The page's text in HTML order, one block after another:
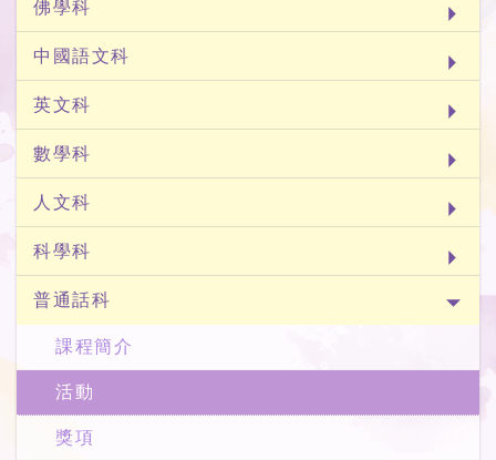
佛學科
中國語文科
英文科
數學科
人文科
科學科
普通話科
課程簡介
活動
獎項